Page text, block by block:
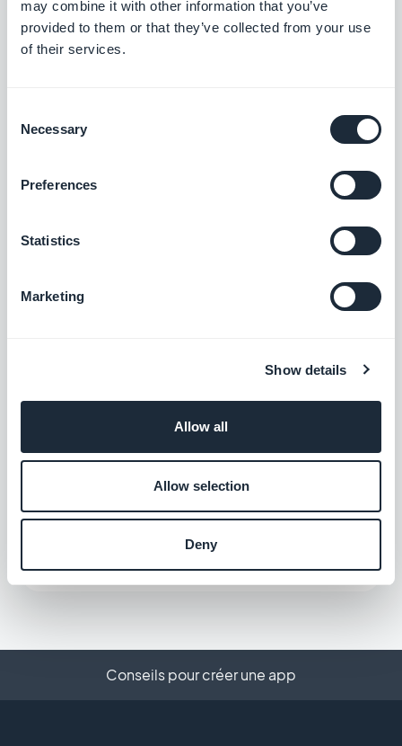
may combine it with other information that you’ve
provided to them or that they’ve collected from your use
of their services.
Selection
Necessary
Preferences
Statistics
Marketing
Show details
Allow all
Allow selection
Deny
Hubspot
Créez un tutoriel intégré et guidez vos
ChatGPT
Intégrez l'Intelligence Artificielle à votre
Conseils pour créer une app